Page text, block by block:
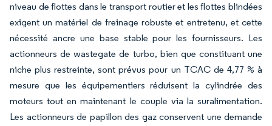
niveau de flottes dans le transport routier et les flottes blindées
exigent un matériel de freinage robuste et entretenu, et cette
nécessité ancre une base stable pour les fournisseurs. Les
actionneurs de wastegate de turbo, bien que constituant une
niche plus restreinte, sont prévus pour un TCAC de 4,77 % à
mesure que les équipementiers réduisent la cylindrée des
moteurs tout en maintenant le couple via la suralimentation.
Les actionneurs de papillon des gaz conservent une demande